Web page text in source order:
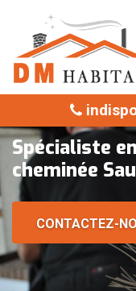
Spécialiste
cheminée
CONTACTEZ-